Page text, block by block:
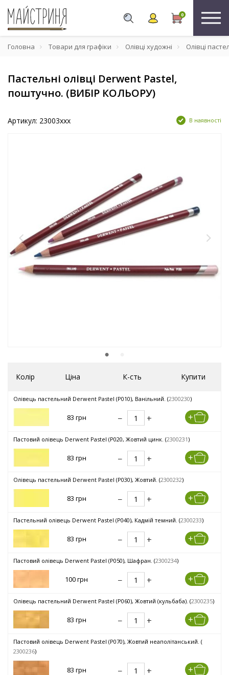
0
Головна Товари для графіки Олівці художні Олівці
Пастельні олівці Derwent Pastel,
поштучно. (ВИБІР КОЛЬОРУ)
Артикул: 23003xxx В наявності
Колір Ціна К-сть Купити
Олівець пастельний Derwent Pastel (P010), Ванільний. (2300230)
83 грн
Пастовий олівець Derwent Pastel (P020, Жовтий цинк. (2300231)
83 грн
Олівець пастельний Derwent Pastel (P030), Жовтий. (2300232)
83 грн
Пастельний олівець Derwent Pastel (P040), Кадмій темний. (2300233)
83 грн
Пастовий олівець Derwent Pastel (P050), Шафран. (2300234)
100 грн
Олівець пастельний Derwent Pastel (P060), Жовтий (кульбаба). (2300235)
83 грн
Пастовий олівець Derwent Pastel (P070), Жовтий неаполітанський. (
2300236)
83 грн